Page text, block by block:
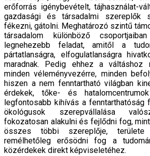
erőforrás igénybevételt, tájhasználat-
gazdasági és társadalmi szereplők
fékezni, gátolni. Meghatározó szintű
társadalom különböző
legnehezebb feladat, amitől a
pártatlanságra, elfogulatlanságra
maradnak. Pedig ehhez a váltáshoz
minden véleményvezérre, minden
hiszen a nem fenntartható világban
érdekek, tőke- és
legfontosabb kihívás a fenntarthatóság
ökológusok szerepvállalása
fokozatosan alakulni és fejlődni fog,
összes többi szereplője,
remélhetőleg erősödni fog a
közérdekek direkt képviseletéhez.